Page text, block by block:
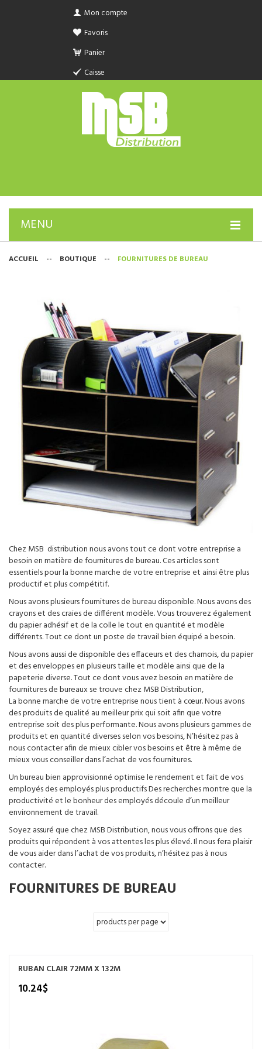
Mon compte
Favoris
Panier
Caisse
MENU
PRODUIT SANITAIRE.COM
BOUTIQUE
QUI SOMMES-NOUS
CONTACTEZ NOUS
ACCUEIL -- BOUTIQUE -- FOURNITURES DE BUREAU
Chez MSB distribution nous avons tout ce dont votre entreprise a
besoin en matière de fournitures de bureau. Ces articles sont
essentiels pour la bonne marche de votre entreprise et ainsi être plus
productif et plus compétitif.
Nous avons plusieurs fournitures de bureau disponible. Nous avons des
crayons et des craies de différent modèle. Vous trouverez également
du papier adhésif et de la colle le tout en quantité et modèle
différents. Tout ce dont un poste de travail bien équipé a besoin.
Nous avons aussi de disponible des effaceurs et des chamois, du papier
et des enveloppes en plusieurs taille et modèle ainsi que de la
papeterie diverse. Tout ce dont vous avez besoin en matière de
fournitures de bureaux se trouve chez MSB Distribution,
La bonne marche de votre entreprise nous tient à cœur. Nous avons
des produits de qualité au meilleur prix qui soit afin que votre
entreprise soit des plus performante. Nous avons plusieurs gammes de
produits et en quantité diverses selon vos besoins, N’hésitez pas à
nous contacter afin de mieux cibler vos besoins et être à même de
mieux vous conseiller dans l’achat de vos fournitures.
Un bureau bien approvisionné optimise le rendement et fait de vos
employés des employés plus productifs Des recherches montre que la
productivité et le bonheur des employés découle d’un meilleur
environnement de travail.
Soyez assuré que chez MSB Distribution, nous vous offrons que des
produits qui répondent à vos attentes les plus élevé. Il nous fera plaisir
de vous aider dans l’achat de vos produits, n’hésitez pas à nous
contacter.
FOURNITURES DE BUREAU
RUBAN CLAIR 72MM X 132M
10.24$